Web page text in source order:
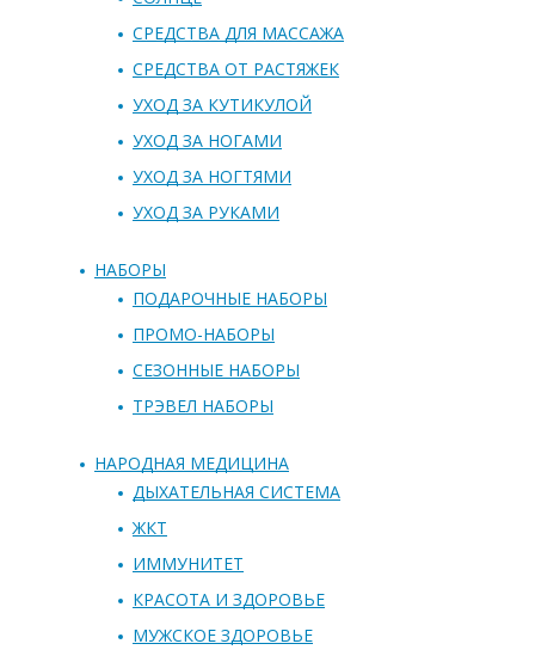
СРЕДСТВА ДЛЯ МАССАЖА
СРЕДСТВА ОТ РАСТЯЖЕК
УХОД ЗА КУТИКУЛОЙ
УХОД ЗА НОГАМИ
УХОД ЗА НОГТЯМИ
УХОД ЗА РУКАМИ
НАБОРЫ
ПОДАРОЧНЫЕ НАБОРЫ
ПРОМО-НАБОРЫ
СЕЗОННЫЕ НАБОРЫ
ТРЭВЕЛ НАБОРЫ
НАРОДНАЯ МЕДИЦИНА
ДЫХАТЕЛЬНАЯ СИСТЕМА
ЖКТ
ИММУНИТЕТ
КРАСОТА И ЗДОРОВЬЕ
МУЖСКОЕ ЗДОРОВЬЕ